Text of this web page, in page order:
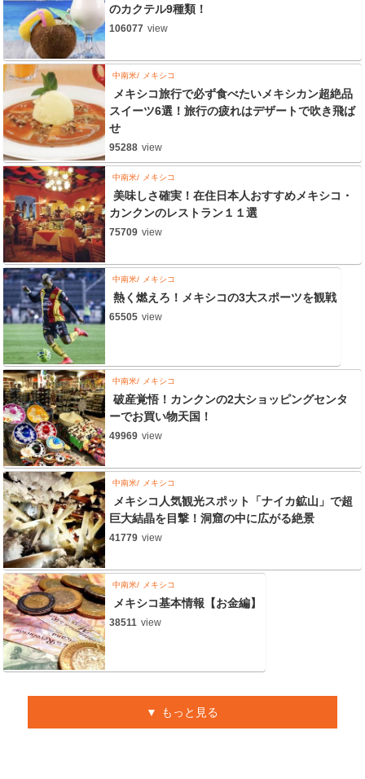
のカクテル9種類！
106077 view
中南米 メキシコ
メキシコ旅行で必ず食べたいメキシカン超絶品
スイーツ6選！旅行の疲れはデザートで吹き飛ば
せ
95288 view
中南米 メキシコ
美味しさ確実！在住日本人おすすめメキシコ・
カンクンのレストラン１１選
75709 view
中南米 メキシコ
熱く燃えろ！メキシコの3大スポーツを観戦
65505 view
中南米 メキシコ
破産覚悟！カンクンの2大ショッピングセンタ
ーでお買い物天国！
49969 view
中南米 メキシコ
メキシコ人気観光スポット「ナイカ鉱山」で超
巨大結晶を目撃！洞窟の中に広がる絶景
41779 view
中南米 メキシコ
メキシコ基本情報【お金編】
38511 view
もっと見る